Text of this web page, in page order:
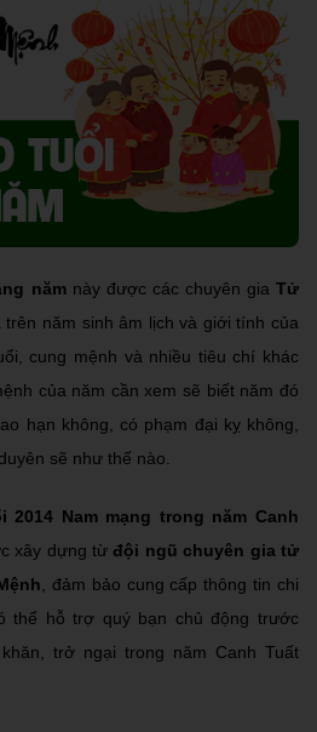
nămnày được các chuyên giaTử
trên năm sinh âm lịch và giới tính của
cung mệnh và nhiều tiêu chí khác
của năm cần xem sẽ biết năm đó
hạn không, có phạm đại kỵ không,
sẽ như thế nào.
Nam mạng trong năm Canh
xây dựng từ đội ngũ chuyên gia tử
, đảm bảo cung cấp thông tin chi
thể hỗ trợ quý bạn chủ động trước
trở ngại trong năm Canh Tuất